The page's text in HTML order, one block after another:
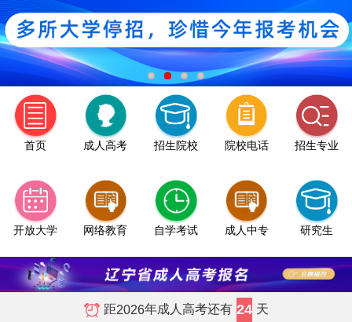
首页 成人高考 招生院校 院校电话 招生专业
开放大学 网络教育 自学考试 成人中专 研究生
距2026年成人高考还有 24 天